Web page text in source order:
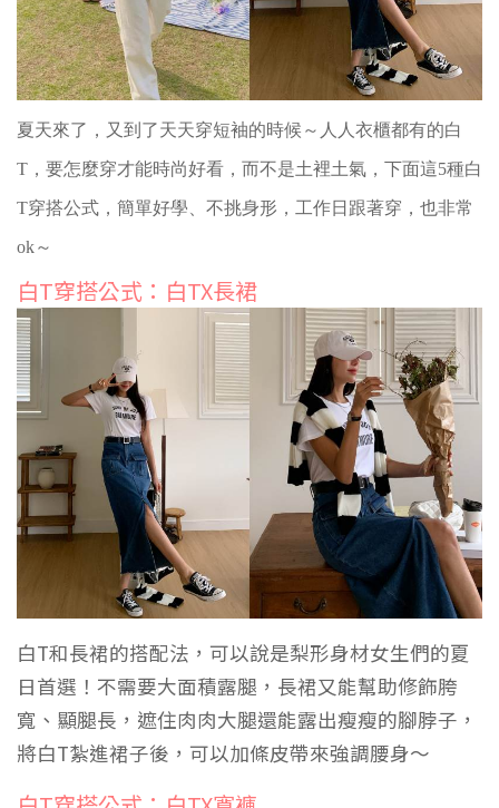
夏天來了，又到了天天穿短袖的時候～人人衣櫃都有的白
T，要怎麼穿才能時尚好看，而不是土裡土氣，下面這5種白
T穿搭公式，簡單好學、不挑身形，工作日跟著穿，也非常
ok～
白T穿搭公式：白TX長裙
白T和長裙的搭配法，可以說是梨形身材女生們的夏
日首選！不需要大面積露腿，長裙又能幫助修飾胯
寬、顯腿長，遮住肉肉大腿還能露出瘦瘦的腳脖子，
將白T紮進裙子後，可以加條皮帶來強調腰身～